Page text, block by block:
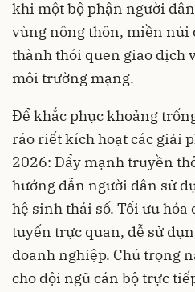
khi một bộ phận người
vùng nông thôn, miền núi
thành thói quen giao dịch
môi trường mạng.
Để khắc phục khoảng
ráo riết kích hoạt các giải
2026: Đẩy mạnh truyền
hướng dẫn người dân sử
hệ sinh thái số. Tối ưu
tuyến trực quan, dễ sử
doanh nghiệp. Chú trọng
cho đội ngũ cán bộ trực